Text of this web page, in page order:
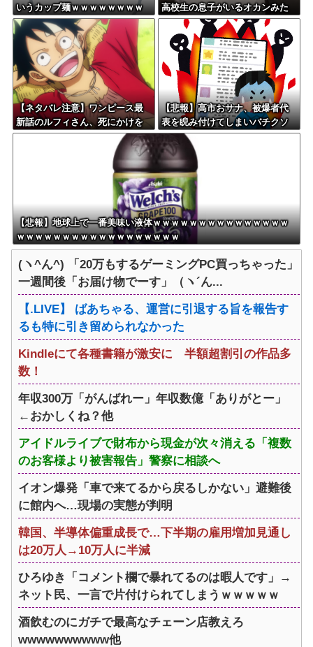
いうカップ麺ｗｗｗｗｗｗｗｗ
ｗｗ
高校生の息子がいるオカンみた
いになってしまう・・・
【ネタバレ注意】ワンピース最
新話のルフィさん、死にかけを
助けてもらったジジイに悪態を
【悲報】高市おサナ、被爆者代
表を睨み付けてしまいバチクソ
炎上し始めるｗｗｗｗｗｗｗｗ
ｗ
【悲報】地球上で一番美味い液体ｗｗｗｗｗｗｗｗｗｗｗｗｗｗｗ
ｗｗｗｗｗｗｗｗｗｗｗｗｗｗｗｗｗｗ
(ヽ^ん^) 「20万もするゲーミングPC買っちゃった」
一週間後「お届け物でーす」（ヽ´ん...
【.LIVE】 ばあちゃる、運営に引退する旨を報告す
るも特に引き留められなかった
Kindleにて各種書籍が激安に 半額超割引の作品多
数！
年収300万「がんばれー」年収数億「ありがとー」
←おかしくね？他
アイドルライブで財布から現金が次々消える「複数
のお客様より被害報告」警察に相談へ
イオン爆発「車で来てるから戻るしかない」避難後
に館内へ…現場の実態が判明
韓国、半導体偏重成長で…下半期の雇用増加見通し
は20万人→10万人に半減
ひろゆき「コメント欄で暴れてるのは暇人です」→
ネット民、一言で片付けられてしまうｗｗｗｗｗ
酒飲むのにガチで最高なチェーン店教えろ
wwwwwwwwww他